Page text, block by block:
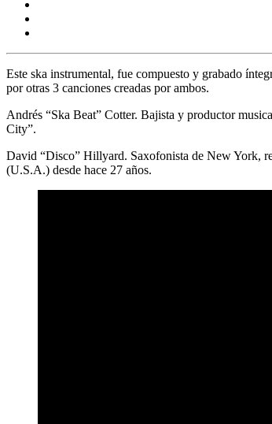
Este ska instrumental, fue compuesto y grabado
por otras 3 canciones creadas por ambos.
Andrés “Ska Beat” Cotter. Bajista y productor
City”.
David “Disco” Hillyard. Saxofonista de New York,
(U.S.A.) desde hace 27 años.